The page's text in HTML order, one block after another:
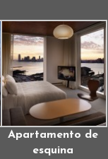
Apartamento de
esquina